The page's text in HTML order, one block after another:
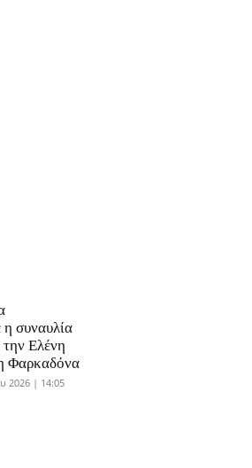
συναυλία
την Ελένη
Φαρκαδόνα
2026 | 14:05